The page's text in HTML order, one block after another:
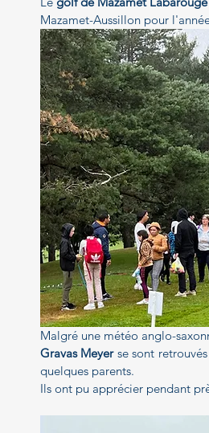
Paragolf
Mazamet-Aussillon pour
Malgré une météo anglo-
Gravas Meyer se sont
quelques parents.
Ils ont pu apprécier pendant